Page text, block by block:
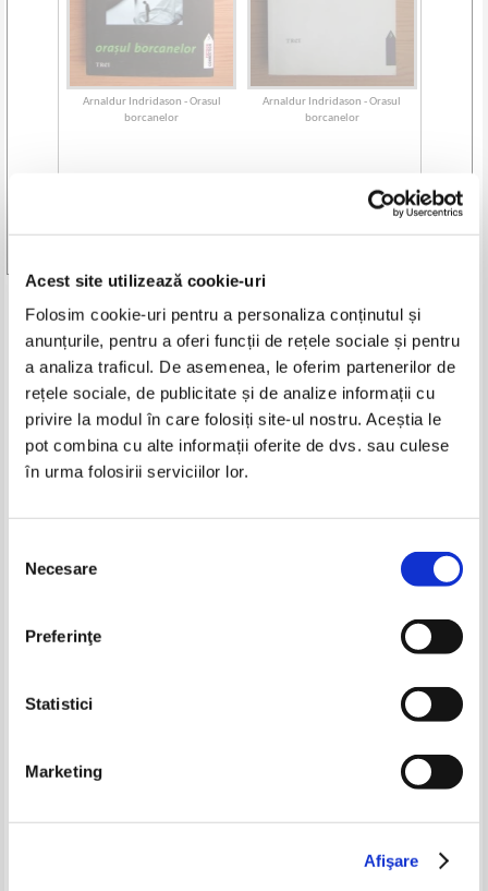
Acest site utilizează cookie-uri
Folosim cookie-uri pentru a personaliza conținutul și
anunțurile, pentru a oferi funcții de rețele sociale și pentru
a analiza traficul. De asemenea, le oferim partenerilor de
rețele sociale, de publicitate și de analize informații cu
privire la modul în care folosiți site-ul nostru. Aceștia le
pot combina cu alte informații oferite de dvs. sau culese
în urma folosirii serviciilor lor.
consimțământului
Necesare
Preferinţe
Statistici
Marketing
Afişare
Arnaldur Indridason - Orasul
borcanelor
Arnaldur Indridason - Orasul
borcanelor
Produse din aceeasi categorie
Pret:
John Grisham - Firma
Lei
-30%